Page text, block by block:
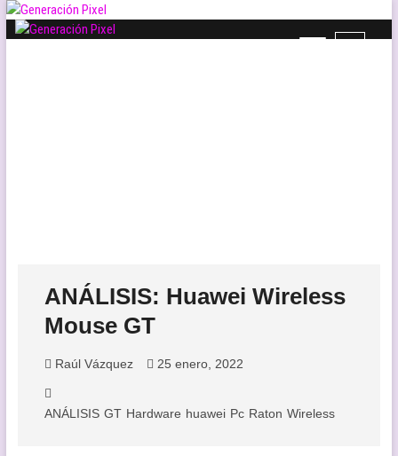
Saltar
B
ANÁLISIS: Huawei Wireless
Mouse GT
Raúl Vázquez 25 enero, 2022
ANÁLISIS GT Hardware huawei Pc Raton Wireless